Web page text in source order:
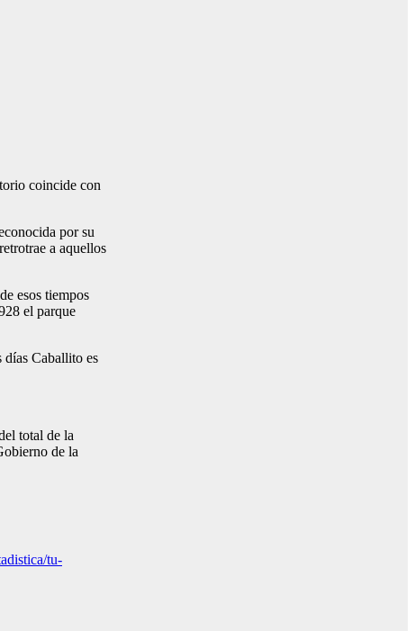
coincide con
por su
a aquellos
esos tiempos
el parque
días Caballito es
total de la
de la
tu-